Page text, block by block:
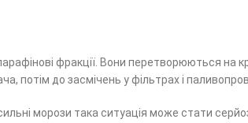
фракції. Вони перетворюються на
потім до засмічень у фільтрах і
морози така ситуація може стати